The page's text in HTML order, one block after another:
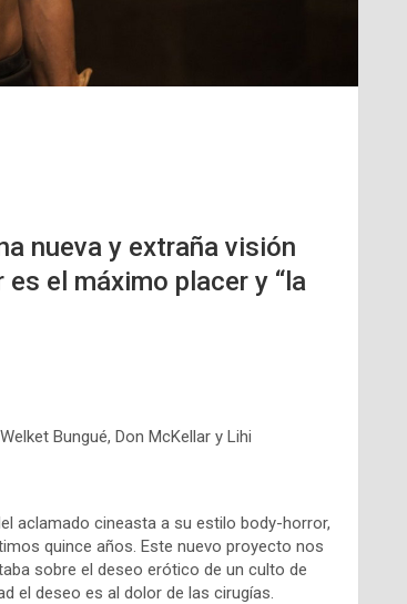
nueva y extraña visión
el máximo placer y “la
Bungué, Don McKellar y Lihi
aclamado cineasta a su estilo body-horror,
quince años. Este nuevo proyecto nos
sobre el deseo erótico de un culto de
el deseo es al dolor de las cirugías.